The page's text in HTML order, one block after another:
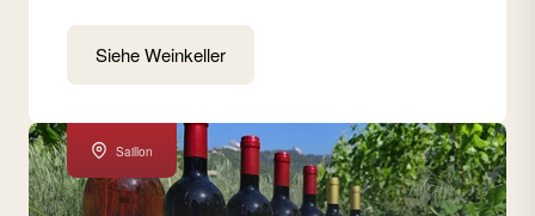
Siehe Weinkeller
Saillon